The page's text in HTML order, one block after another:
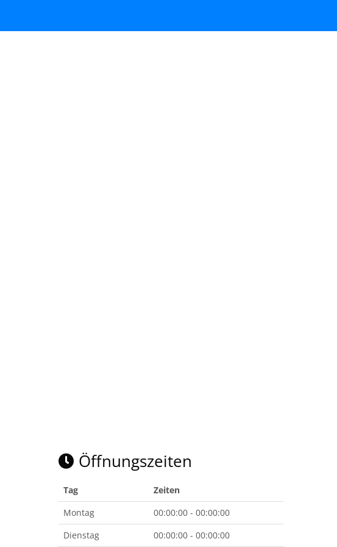
Öffnungszeiten
Tag
Zeiten
Montag
00:00:00 - 00:00:00
Dienstag
00:00:00 - 00:00:00